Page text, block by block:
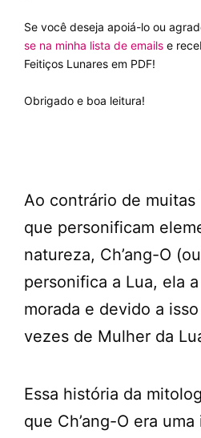
Se você deseja apoiá-lo ou
se na minha lista de emails e
Feitiços Lunares em PDF!
Obrigado e boa leitura!
Ao contrário de muitas
que personificam
natureza, Ch’ang-O
personifica a Lua, ela
morada e devido a
vezes de Mulher da
Essa história da
que Ch’ang-O era